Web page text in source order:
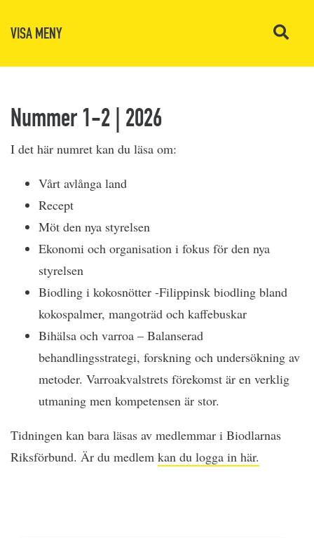
VISA MENY
Nummer 1-2 | 2026
I det här numret kan du läsa om:
Vårt avlånga land
Recept
Möt den nya styrelsen
Ekonomi och organisation i fokus för den nya
styrelsen
Biodling i kokosnötter -Filippinsk biodling bland
kokospalmer, mangoträd och kaffebuskar
Bihälsa och varroa – Balanserad
behandlingsstrategi, forskning och undersökning av
metoder. Varroakvalstrets förekomst är en verklig
utmaning men kompetensen är stor.
Tidningen kan bara läsas av medlemmar i Biodlarnas
Riksförbund. Är du medlem kan du logga in här.